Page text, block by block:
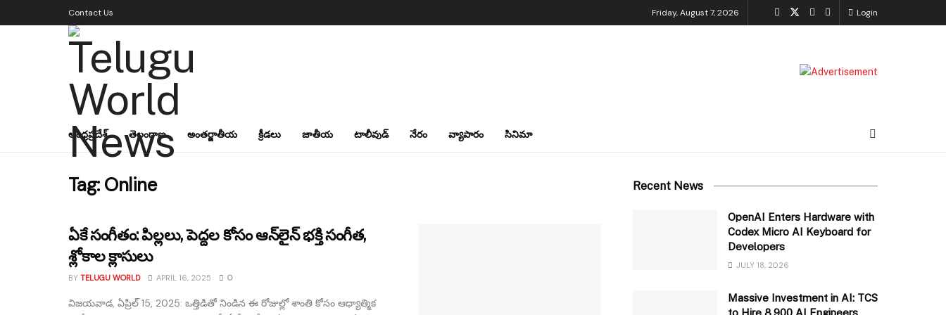
Contact Us Friday, August 7, 2026 Login
ఆంధ్రప్రదేశ్ తెలంగాణ అంతర్జాతీయ క్రీడలు జాతీయ టాలీవుడ్ నేరం వ్యాపారం సినిమా
Tag: Online
ఏకే సంగీతం: పిల్లలు, పెద్దల కోసం ఆన్‌లైన్ భక్తి సంగీత,
శ్లోకాల క్లాసులు
BY TELUGU WORLD APRIL 16, 2025 0
విజయవాడ, ఏప్రిల్ 15, 2025: ఒత్తిడితో నిండిన ఈ రోజుల్లో శాంతి కోసం ఆధ్యాత్మిక
Recent News
OpenAI Enters Hardware with
Codex Micro AI Keyboard for
Developers
JULY 18, 2026
Massive Investment in AI: TCS
to Hire 8,900 AI Engineers